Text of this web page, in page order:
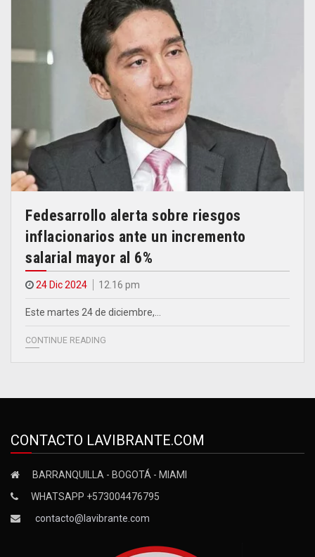
Fedesarrollo alerta sobre riesgos
inflacionarios ante un incremento
salarial mayor al 6%
24 Dic 2024 12.16 pm
Este martes 24 de diciembre,…
CONTINUE READING
CONTACTO LAVIBRANTE.COM
BARRANQUILLA - BOGOTÁ - MIAMI
WHATSAPP +573004476795
contacto@lavibrante.com